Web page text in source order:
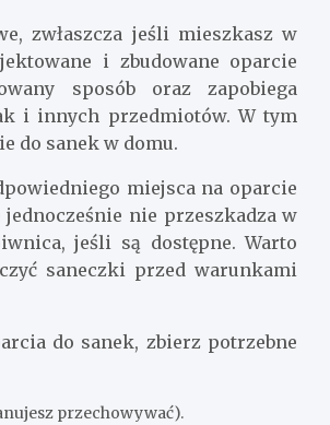
zwłaszcza jeśli mieszkasz w
i zbudowane oparcie
sposób oraz zapobiega
i innych przedmiotów. W tym
do sanek w domu.
miejsca na oparcie
nie przeszkadza w
jeśli są dostępne. Warto
saneczki przed warunkami
do sanek, zbierz potrzebne
przechowywać).